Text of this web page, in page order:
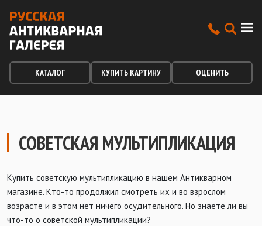
КАТАЛОГ КУПИТЬ КАРТИНУ ОЦЕНИТЬ
СОВЕТСКАЯ МУЛЬТИПЛИКАЦИЯ
Купить советскую мультипликацию в нашем Антикварном
магазине. Кто-то продолжил смотреть их и во взрослом
возрасте и в этом нет ничего осудительного. Но знаете ли вы
что-то о советской мультипликации?